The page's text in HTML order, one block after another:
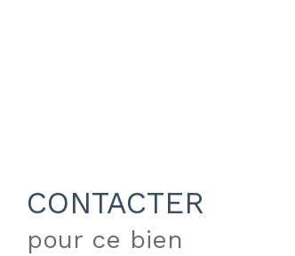
CONTACTER
pour ce bien